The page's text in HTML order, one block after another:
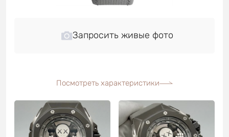
Запросить живые фото
Посмотреть характеристики